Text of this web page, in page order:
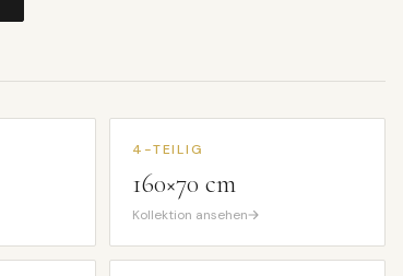
4-TEILIG
160×70 cm
Kollektion ansehen